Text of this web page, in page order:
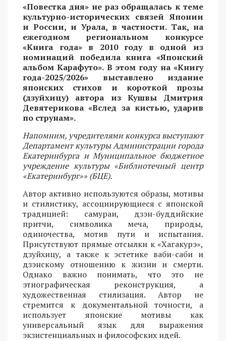
«Повестка дня» не раз обращалась к теме
культурно-исторических связей Японии
и России, и Урала, в частности. Так, на
ежегодном региональном конкурсе
«Книга года» в 2010 году в одной из
номинаций победила книга «Японский
альбом Карафуто». В этом году на «Книгу
года-2025/2026» выставлено издание
японских стихов и короткой прозы
(дзуйхицу) автора из Кушвы Дмитрия
Девятерикова «Вслед за кистью, ударив
по струнам».
Напомним, учредителями конкурса выступают
Департамент культуры Администрации города
Екатеринбурга и Муниципальное бюджетное
учреждение культуры «Библиотечный центр
«Екатеринбург»» (БЦЕ).
Автор активно используются образы, мотивы
и стилистику, ассоциирующиеся с японской
традицией: самураи, дзэн-буддийские
притчи, символика меча, природы,
одиночества, мотив пути и испытания.
Присутствуют прямые отсылки к «Хагакурэ»,
дзуйхицу, а также к эстетике ваби-саби и
дзэнскому отношению к жизни и смерти.
Однако важно понимать, что это не
этнографическая реконструкция, а
художественная стилизация. Автор не
стремится к документальной точности, а
использует японские мотивы как
универсальный язык для выражения
экзистенциальных и философских идей.